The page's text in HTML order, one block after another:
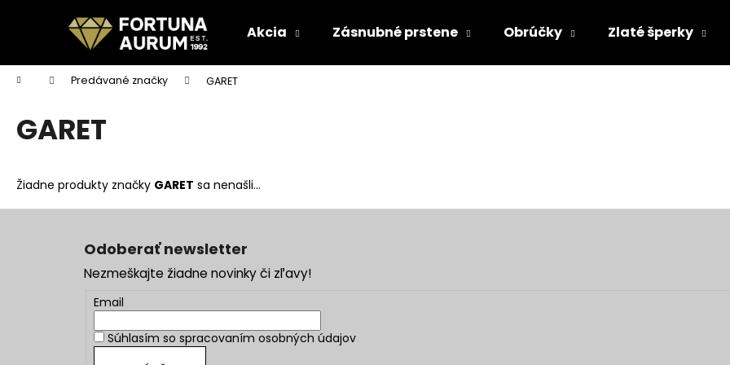
Akcia Zásnubné prstene Obrúčky Zlaté šperky
Domov Predávané značky GARET
GARET
Žiadne produkty značky GARET sa nenašli...
í
Späť
do
obchodu
Späť
do
obchodu
Odoberať newsletter
Nezmeškajte žiadne novinky či zľavy!
Email
Súhlasím so spracovaním osobných údajov